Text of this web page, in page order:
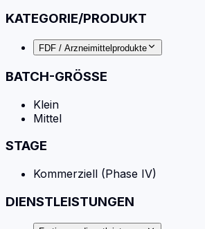
KATEGORIE/PRODUKT
FDF / Arzneimittelprodukte
BATCH-GRÖSSE
Klein
Mittel
STAGE
Kommerziell (Phase IV)
DIENSTLEISTUNGEN